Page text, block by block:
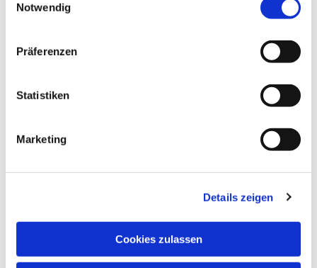
Notwendig
Präferenzen
Statistiken
Marketing
Details zeigen
Cookies zulassen